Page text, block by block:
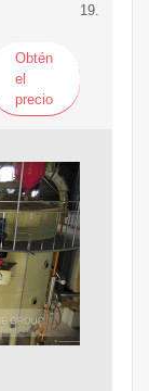
19.
Obtén
el
precio